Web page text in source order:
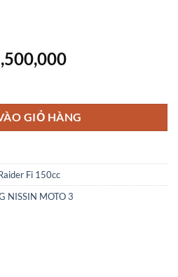
Giá
là:
₫12,500,000.
GIỎ HÀNG
Fi 150cc
NISSIN MOTO 3